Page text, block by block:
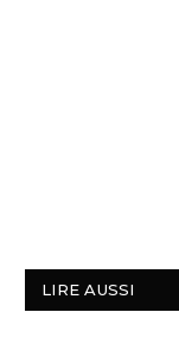
LIRE AUSSI